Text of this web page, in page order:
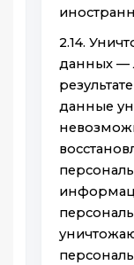
2.14.
данных —
данные